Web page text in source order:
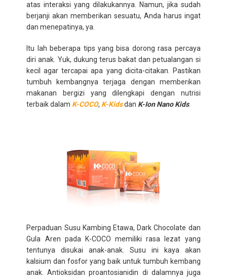
atas interaksi yang dilakukannya. Namun, jika sudah
berjanji akan memberikan sesuatu, Anda harus ingat
dan menepatinya, ya.
Itu lah beberapa tips yang bisa dorong rasa percaya
diri anak. Yuk, dukung terus bakat dan petualangan si
kecil agar tercapai apa yang dicita-citakan. Pastikan
tumbuh kembangnya terjaga dengan memberikan
makanan bergizi yang dilengkapi dengan nutrisi
terbaik dalam K-COCO, K-Kidsdan K-Ion Nano Kids.
Perpaduan Susu Kambing Etawa, Dark Chocolate dan
Gula Aren pada K-COCO memiliki rasa lezat yang
tentunya disukai anak-anak. Susu ini kaya akan
kalsium dan fosfor yang baik untuk tumbuh kembang
anak. Antioksidan proantosianidin di dalamnya juga